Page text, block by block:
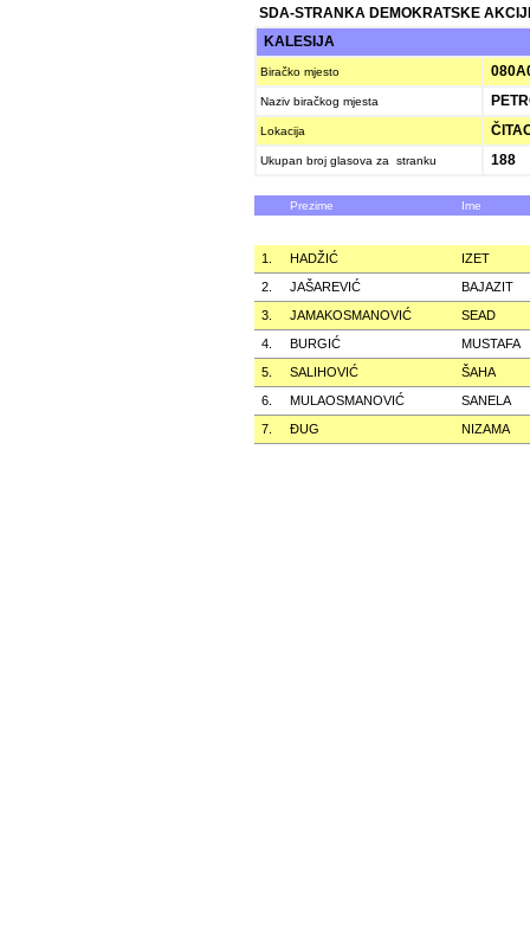
SDA-STRANKA DEMOKRATSKE
KALESIJA
Biračko mjesto
Naziv biračkog mjesta
Lokacija
Ukupan broj glasova za stranku 188
Prezime Ime
1. HADŽIĆ
IZET
2.
JAŠAREVIĆ
BAJAZIT
3.
JAMAKOSMANOVIĆ
SEAD
4.
BURGIĆ
MUSTAFA
5.
SALIHOVIĆ
ŠAHA
6.
MULAOSMANOVIĆ
SANELA
7.
ÐUG NIZAMA